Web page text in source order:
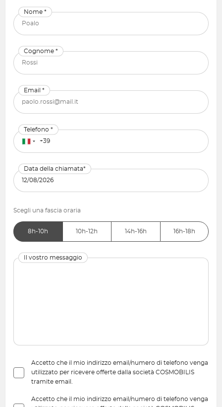
Nome *
Cognome *
Email *
Telefono *
Data della chiamata*
Scegli una fascia oraria
8h-10h 10h-12h 14h-16h 16h-18h
Il vostro messaggio
Accetto che il mio indirizzo email/numero di telefono venga
utilizzato per ricevere offerte dalla società COSMOBILIS
tramite email.
Accetto che il mio indirizzo email/numero di telefono venga